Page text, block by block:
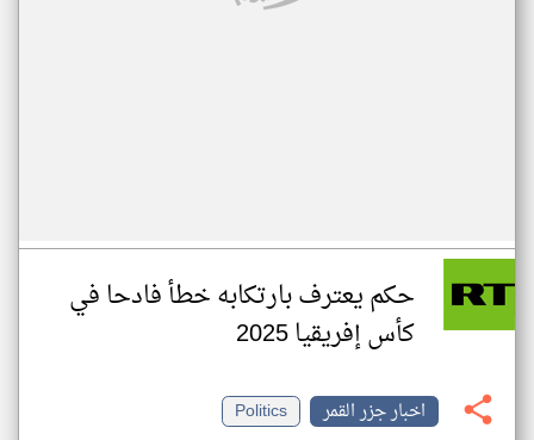
حكم يعترف بارتكابه خطأ فادحا في
كأس إفريقيا 2025
اخبار جزر القمر
Politics